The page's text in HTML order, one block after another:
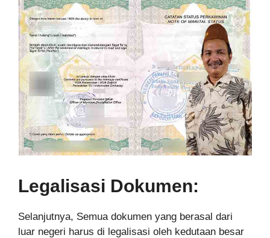
Legalisasi Dokumen:
Selanjutnya, Semua dokumen yang berasal dari
luar negeri harus di legalisasi oleh kedutaan besar